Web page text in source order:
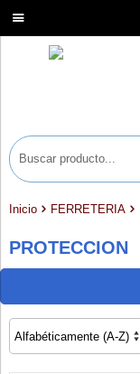
Inicio FERRETERIA
PROTECCION